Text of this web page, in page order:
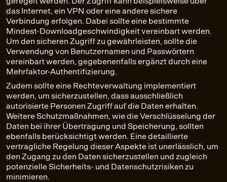
das Internet, ein VPN oder eine andere sichere
Verbindung erfolgen. Dabei sollte eine bestimmte
Mindest-Downloadgeschwindigkeit vereinbart werden.
Um den sicheren Zugriff zu gewährleisten, sollte die
Verwendung von Benutzernamen und Passwörtern
vereinbart werden, gegebenenfalls ergänzt durch eine
Mehrfaktor-Authentifizierung.
Zudem sollte eine Rechteverwaltung implementiert
werden, um sicherzustellen, dass ausschließlich
autorisierte Personen Zugriff auf die Daten erhalten.
Weitere Schutzmaßnahmen, wie die Verschlüsselung der
Daten bei ihrer Übertragung und Speicherung, sollten
ebenfalls berücksichtigt werden. Eine detaillierte
vertragliche Regelung dieser Aspekte ist unerlässlich, um
den Zugang zu den Daten sicherzustellen und zugleich
potenzielle Sicherheits- und Datenschutzrisiken zu
minimieren.